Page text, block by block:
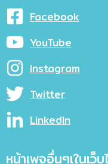
Facebook
YouTube
Instagram
Twitter
LinkedIn
หน้าเพจอื่นๆเในเว็